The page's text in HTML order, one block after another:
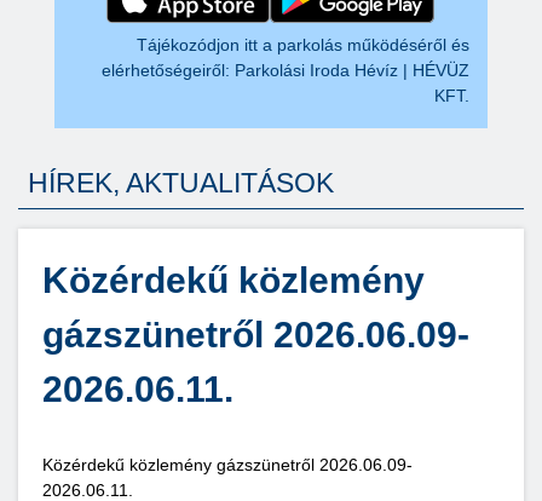
Tájékozódjon itt a parkolás működéséről és
elérhetőségeiről: Parkolási Iroda Hévíz | HÉVÜZ
KFT.
HÍREK, AKTUALITÁSOK
Közérdekű közlemény
gázszünetről 2026.06.09-
2026.06.11.
Közérdekű közlemény gázszünetről 2026.06.09-
2026.06.11.